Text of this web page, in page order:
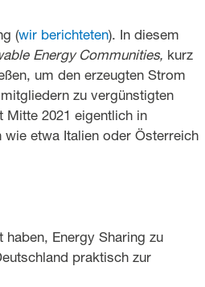
(wir berichteten). In diesem
Energy Communities, kurz
um den erzeugten Strom
zu vergünstigten
Mitte 2021 eigentlich in
etwa Italien oder Österreich
Energy Sharing zu
praktisch zur